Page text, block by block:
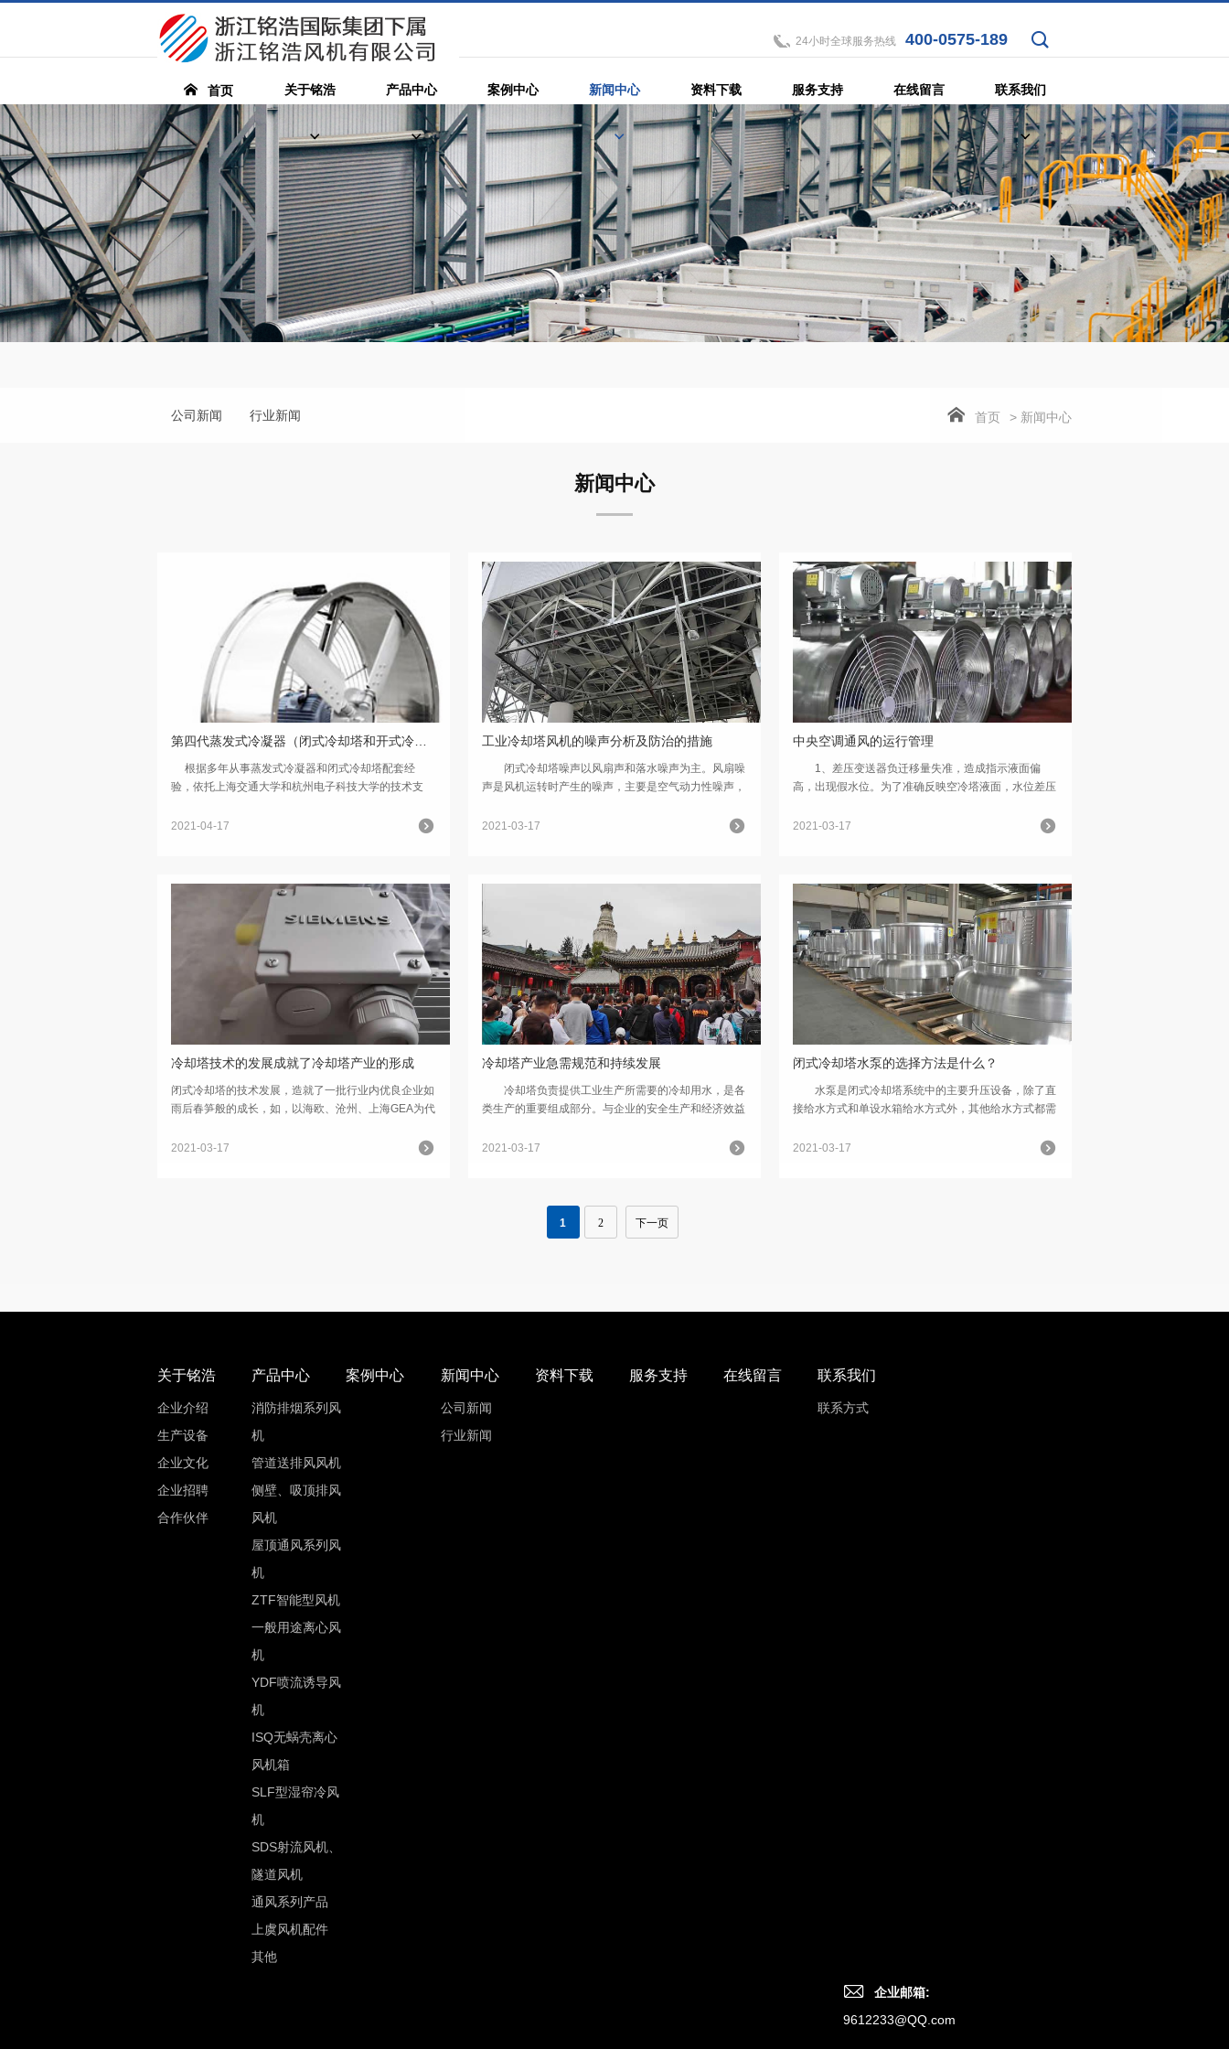
24小时全球服务热线 400-0575-189
首页 关于铭浩 产品中心 案例中心 新闻中心 资料下载 服务支持 在线留言 联系我们
公司新闻 行业新闻 首页 > 新闻中心
新闻中心
根据多年从事蒸发式冷凝器和闭式冷却塔配套经
验，依托上海交通大学和杭州电子科技大学的技术支
学技术，专用开发出第四代DLZF系列专用风机...
2021-04-17
工业冷却塔风机的噪声分析及防治的措施
闭式冷却塔噪声以风扇声和落水噪声为主。风扇噪
声是风机运转时产生的噪声，主要是空气动力性噪声，
风机的电机噪声。落水噪声是闭式冷却塔从淋水装置下
2021-03-17
中央空调通风的运行管理
1、差压变送器负迁移量失准，造成指示液面偏
高，出现假水位。为了准确反映空冷塔液面，水位差压
器，按要求应能从空冷塔自动补充水，以保持负压室水
2021-03-17
冷却塔技术的发展成就了冷却塔产业的形成
闭式冷却塔的技术发展，造就了一批行业内优良企业如
雨后春笋般的成长，如，以海欧、沧州、上海GEA为代
级、试验加工，以及实际应用的丰富经验。企业设有研
2021-03-17
冷却塔产业急需规范和持续发展
冷却塔负责提供工业生产所需要的冷却用水，是各
类生产的重要组成部分。与企业的安全生产和经济效益
交重视。当前，因冷却塔市场竞争激烈和利益驱使，产
2021-03-17
闭式冷却塔水泵的选择方法是什么？
水泵是闭式冷却塔系统中的主要升压设备，除了直
接给水方式和单设水箱给水方式外，其他给水方式都需
式水泵。离心水泵的共同特点是结构简单、体积小、效
2021-03-17
1 2 下一页
关于铭浩
企业介绍
生产设备
企业文化
企业招聘
合作伙伴
产品中心
消防排烟系列风
机
管道送排风风机
侧壁、吸顶排风
风机
屋顶通风系列风
机
ZTF智能型风机
一般用途离心风
机
YDF喷流诱导风
机
ISQ无蜗壳离心
风机箱
SLF型湿帘冷风
机
SDS射流风机、
隧道风机
通风系列产品
上虞风机配件
其他
案例中心 新闻中心
公司新闻
行业新闻
资料下载 服务支持 在线留言 联系我们
联系方式
企业邮箱:
9612233@QQ.com